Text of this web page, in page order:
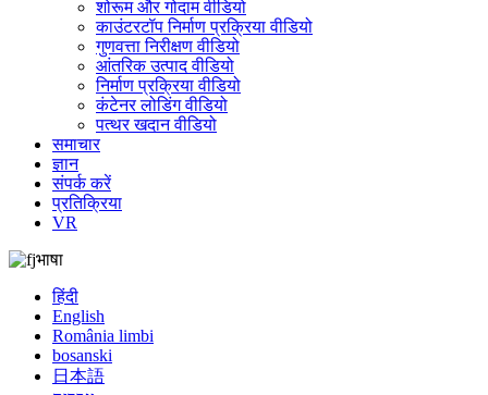
शोरूम और गोदाम वीडियो
काउंटरटॉप निर्माण प्रक्रिया वीडियो
गुणवत्ता निरीक्षण वीडियो
आंतरिक उत्पाद वीडियो
निर्माण प्रक्रिया वीडियो
कंटेनर लोडिंग वीडियो
पत्थर खदान वीडियो
समाचार
ज्ञान
संपर्क करें
प्रतिक्रिया
VR
भाषा
हिंदी
English
România limbi
bosanski
日本語